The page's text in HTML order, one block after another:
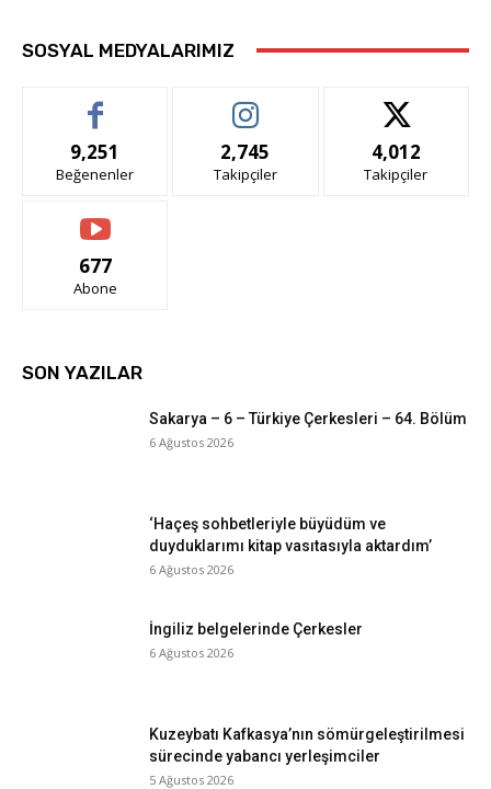
SOSYAL MEDYALARIMIZ
9,251
Beğenenler
2,745
Takipçiler
4,012
Takipçiler
677
Abone
SON YAZILAR
Sakarya – 6 – Türkiye Çerkesleri – 64. Bölüm
6 Ağustos 2026
‘Haçeş sohbetleriyle büyüdüm ve
duyduklarımı kitap vasıtasıyla aktardım’
6 Ağustos 2026
İngiliz belgelerinde Çerkesler
6 Ağustos 2026
Kuzeybatı Kafkasya’nın sömürgeleştirilmesi
sürecinde yabancı yerleşimciler
5 Ağustos 2026